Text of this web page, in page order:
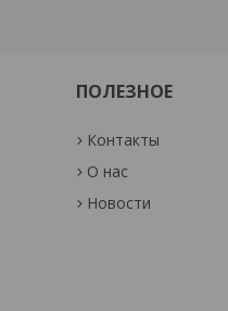
ПОЛЕЗНОЕ
Контакты
О нас
Новости